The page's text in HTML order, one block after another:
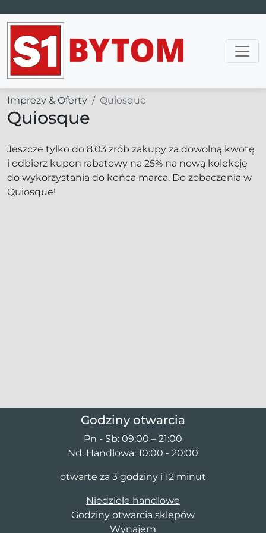
Main Navigation
Imprezy & Oferty Quiosque
Quiosque
Jeszcze tylko do 8.03 zrób zakupy za dowolną kwotę
i odbierz kupon rabatowy na 25% na nową kolekcję
do wykorzystania do końca marca. Do zobaczenia w
Quiosque!
Godziny otwarcia
Pn - Sb: 09:00 – 21:00
Nd. Handlowa: 10:00 - 20:00
otwarte za 3 godziny i 12 minut
Niedziele handlowe
Godziny otwarcia sklepów
Wynajem